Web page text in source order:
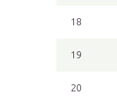
18
19
20